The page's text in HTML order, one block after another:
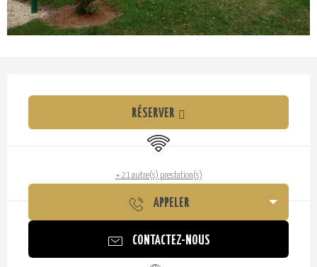
Ouverture et coordonnées
RÉSERVER
WiFi
+ 21 autre(s) prestation(s)
APPELER
CONTACTEZ-NOUS